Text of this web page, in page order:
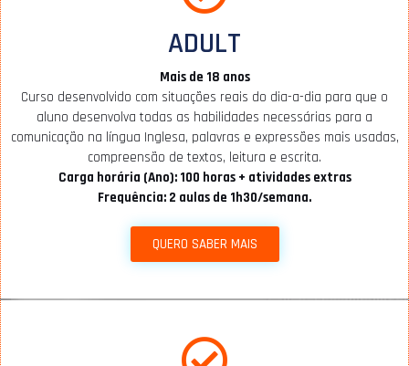
ADULT
Mais de 18 anos
Curso desenvolvido com situações reais do dia-a-dia para que o
aluno desenvolva todas as habilidades necessárias para a
comunicação na língua Inglesa, palavras e expressões mais usadas,
compreensão de textos, leitura e escrita.
Carga horária (Ano): 100 horas + atividades extras
Frequência: 2 aulas de 1h30/semana.
QUERO SABER MAIS